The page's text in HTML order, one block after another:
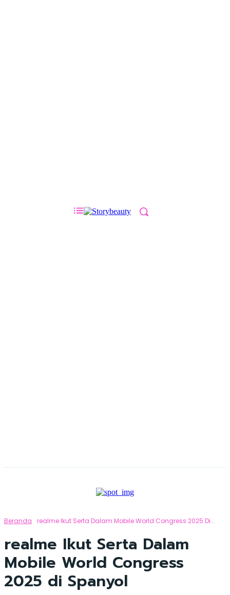
Beranda Realme Ikut Serta Dalam Mobile World Congress 2025 Di...
realme Ikut Serta Dalam
Mobile World Congress
2025 di Spanyol